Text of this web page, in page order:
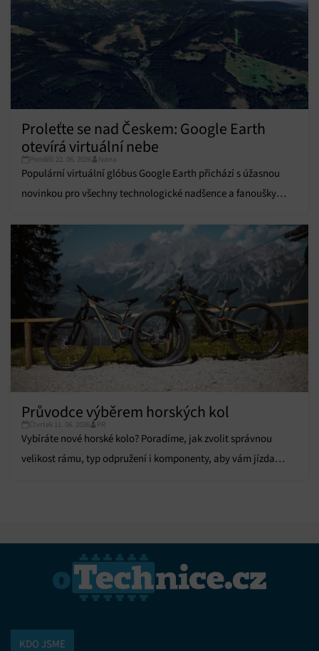
Funkce Vždy aktivní
Přiřazování a kombinování údajů z jiných zdrojů
údajů, Propojení různých zařízení, Identifikace
zařízení na základě automaticky přenášených
Zajištění bezpečnosti, předcházení a zjišťování
podvodů a odstraňování chyb, Poskytování a
zobrazování reklamy a obsahu, Ukládání a sdělování
voleb ochrany osobních údajů.
Proleťte se nad Českem: Google Earth
otevírá virtuální nebe
Pondělí 22. 06. 2026 Ivana
Populární virtuální glóbus Google Earth přichází s úžasnou
novinkou pro všechny technologické nadšence a fanoušky
Průvodce výběrem horských kol
Čtvrtek 11. 06. 2026 PR
Vybíráte nové horské kolo? Poradíme, jak zvolit správnou
velikost rámu, typ odpružení i komponenty, aby vám jízda
KDO JSME